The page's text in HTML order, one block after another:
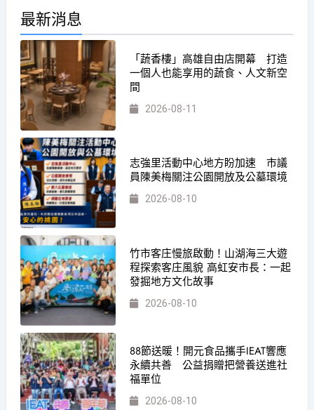
最新消息
「蔬香樓」高雄自由店開幕 打造
一個人也能享用的蔬食、人文新空
間
2026-08-11
志強里活動中心地方盼加速 市議
員陳美梅關注公園開放及公墓環境
2026-08-10
竹市客庄慢旅啟動！山湖海三大遊
程探索客庄風貌 高虹安市長：一起
發掘地方文化故事
2026-08-10
88節送暖！開元食品攜手IEAT響應
永續共善 公益捐贈把營養送進社
福單位
2026-08-10